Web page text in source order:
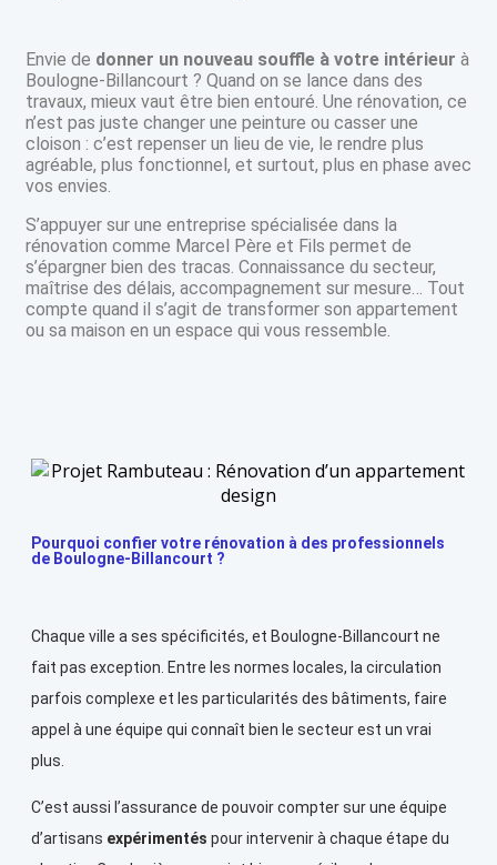
Envie de donner un nouveau souffle à votre intérieur à
Boulogne-Billancourt ? Quand on se lance dans des
travaux, mieux vaut être bien entouré. Une rénovation, ce
n’est pas juste changer une peinture ou casser une
cloison : c’est repenser un lieu de vie, le rendre plus
agréable, plus fonctionnel, et surtout, plus en phase avec
vos envies.
S’appuyer sur une entreprise spécialisée dans la
rénovation comme Marcel Père et Fils permet de
s’épargner bien des tracas. Connaissance du secteur,
maîtrise des délais, accompagnement sur mesure… Tout
compte quand il s’agit de transformer son appartement
ou sa maison en un espace qui vous ressemble.
Pourquoi confier votre rénovation à des professionnels
de Boulogne-Billancourt ?
Chaque ville a ses spécificités, et Boulogne-Billancourt ne
fait pas exception. Entre les normes locales, la circulation
parfois complexe et les particularités des bâtiments, faire
appel à une équipe qui connaît bien le secteur est un vrai
plus.
C’est aussi l’assurance de pouvoir compter sur une équipe
d’artisans expérimentés pour intervenir à chaque étape du